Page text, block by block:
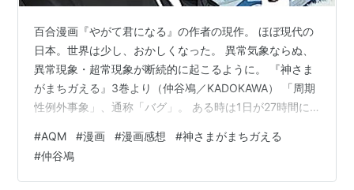
百合漫画『やがて君になる』の作者の現作。 ほぼ現代の
日本。世界は少し、おかしくなった。 異常気象ならぬ、
異常現象・超常現象が断続的に起こるように。 『神さま
がまちガえる』3巻より（仲谷鳰／KADOKAWA） 「周期
性例外事象」、通称「バグ」。 ある時は1日が27時間に
規模・影響大なバグは短期で収束し、逆に小規模・影響
小なバグは長期化する傾向に。政府の「例外庁」が収束
予測を発表する世界。 主人公の中学生男子の"紺"は親元
#AQM #漫画 #漫画感想 #神さまがまちガえる
#仲谷鳰